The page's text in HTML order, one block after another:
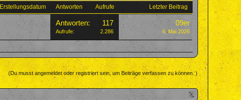
Erstellungsdatum Antworten Aufrufe Letzter Beitrag
Antworten: 117
Aufrufe: 2.286
09er
6. Mai 2026
(Du musst angemeldet oder registriert sein, um Beiträge verfassen zu können. )